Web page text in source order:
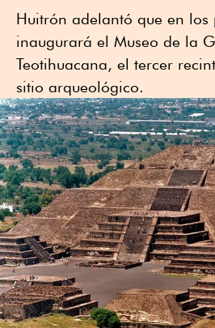
Huitrón adelantó que en los
inaugurará el Museo de la
Teotihuacana, el tercer
sitio arqueológico.